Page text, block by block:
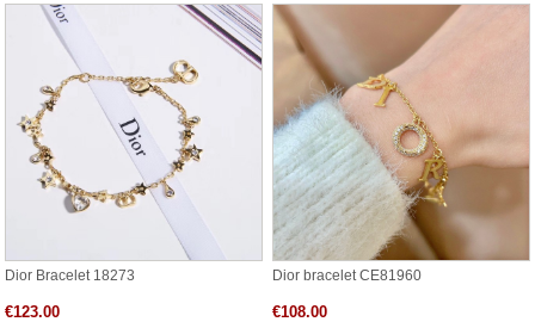
Dior Bracelet 18273
€123.00
Dior bracelet CE81960
€108.00